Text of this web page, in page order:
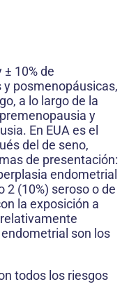
10% de
posmenopáusicas,
a lo largo de la
y
En EUA es el
del de seno,
de presentación:
endometrial
2 (10%) seroso o de
la exposición a
son los
todos los riesgos